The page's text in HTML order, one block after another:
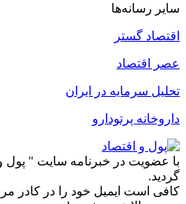
سایر رسانه‌ها
اقتصاد گستر
عصر اقتصاد
تحلیل سرمایه در ایران
داروخانه پرتودارو
با عضویت در خبرنامه سایت " پول
گردید.
کافی است ایمیل خود را در کادر